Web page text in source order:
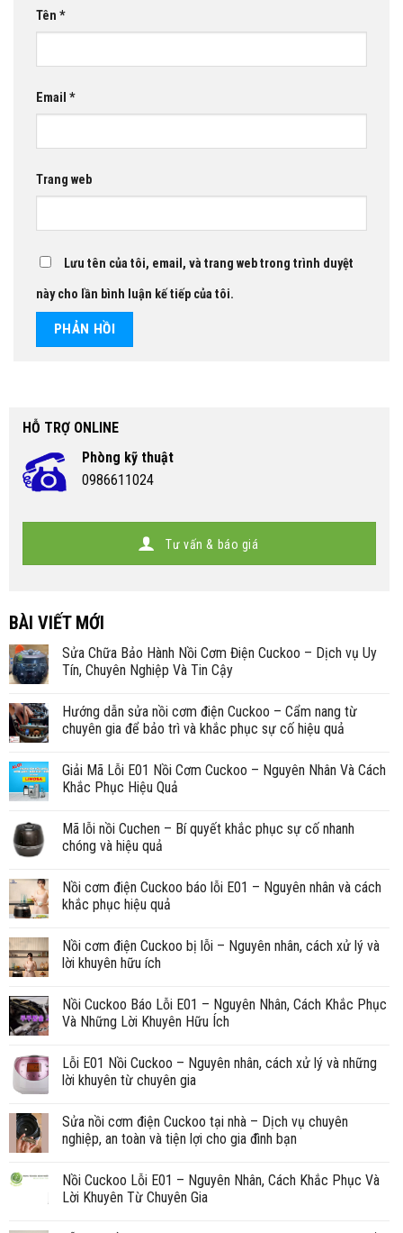
Tên *
Email *
Trang web
Lưu tên của tôi, email, và trang web trong trình duyệt
này cho lần bình luận kế tiếp của tôi.
HỖ TRỢ ONLINE
Phòng kỹ thuật
0986611024
Tư vấn & báo giá
BÀI VIẾT MỚI
Sửa Chữa Bảo Hành Nồi Cơm Điện Cuckoo – Dịch vụ Uy
Tín, Chuyên Nghiệp Và Tin Cậy
Hướng dẫn sửa nồi cơm điện Cuckoo – Cẩm nang từ
chuyên gia để bảo trì và khắc phục sự cố hiệu quả
Giải Mã Lỗi E01 Nồi Cơm Cuckoo – Nguyên Nhân Và Cách
Khắc Phục Hiệu Quả
Mã lỗi nồi Cuchen – Bí quyết khắc phục sự cố nhanh
chóng và hiệu quả
Nồi cơm điện Cuckoo báo lỗi E01 – Nguyên nhân và cách
khắc phục hiệu quả
Nồi cơm điện Cuckoo bị lỗi – Nguyên nhân, cách xử lý và
lời khuyên hữu ích
Nồi Cuckoo Báo Lỗi E01 – Nguyên Nhân, Cách Khắc Phục
Và Những Lời Khuyên Hữu Ích
Lỗi E01 Nồi Cuckoo – Nguyên nhân, cách xử lý và những
lời khuyên từ chuyên gia
Sửa nồi cơm điện Cuckoo tại nhà – Dịch vụ chuyên
nghiệp, an toàn và tiện lợi cho gia đình bạn
Nồi Cuckoo Lỗi E01 – Nguyên Nhân, Cách Khắc Phục Và
Lời Khuyên Từ Chuyên Gia